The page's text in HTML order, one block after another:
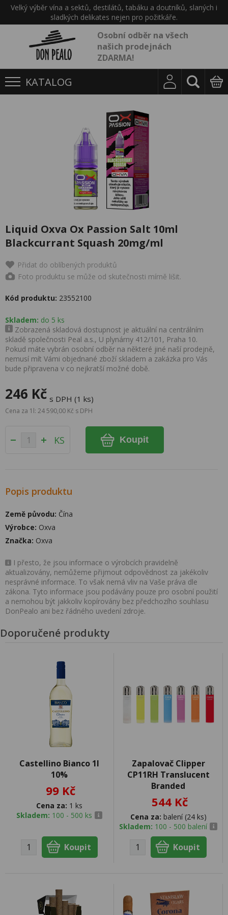
Velký výběr vína a sektů, destilátů, tabáku a doutníků, slaných i
sladkých delikates nejen pro požitkáře.
Osobní odběr na všech
našich prodejnách
ZDARMA!
KATALOG
Liquid Oxva Ox Passion Salt 10ml
Blackcurrant Squash 20mg/ml
Přidat do oblíbených produktů
Foto produktu se může od skutečnosti mírně lišit.
Kód produktu: 23552100
Skladem: do 5 ks
Zobrazená skladová dostupnost je aktuální na centrálním
skladě společnosti Peal a.s., U plynárny 412/101, Praha 10.
Pokud máte vybrán osobní odběr na některé jiné naší prodejně,
nemusí mít Vámi objednané zboží skladem a zakázka pro Vás
bude připravena v co nejkratší možné době.
246 Kč s DPH (1 ks)
Cena za 1l: 24 590,00 Kč s DPH
KS Koupit
Popis produktu
Země původu: Čína
Výrobce: Oxva
Značka: Oxva
I přesto, že jsou informace o výrobcích pravidelně
aktualizovány, nemůžeme přijmout odpovědnost za jakékoliv
nesprávné informace. To však nemá vliv na Vaše práva dle
zákona. Tyto informace jsou podávány pouze pro osobní použití
a nemohou být jakkoliv kopírovány bez předchozího souhlasu
DonPealo ani bez řádného uvedení zdroje.
Doporučené produkty
Castellino Bianco 1l
10%
99 Kč
Cena za: 1 ks
Skladem: 100 - 500 ks
Zapalovač Clipper
CP11RH Translucent
Branded
544 Kč
Cena za: balení (24 ks)
Skladem: 100 - 500 balení